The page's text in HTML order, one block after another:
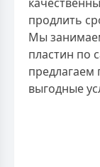
продлить
Мы
пластин по
предлагаем
выгодные